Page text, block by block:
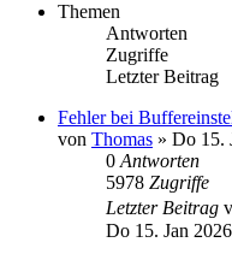
Themen
Antworten
Zugriffe
Letzter Beitrag
Fehler bei
von Thomas » Do 15.
0 Antworten
5978 Zugriffe
Letzter Beitrag
Do 15. Jan